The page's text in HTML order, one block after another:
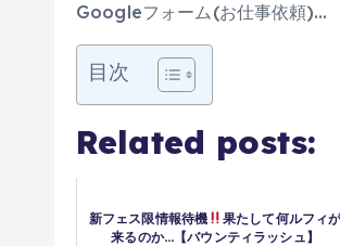
Googleフォーム(お仕事依頼)…
目次
Related posts:
新フェス限情報待機
果たして何ルフィ
来るのか…【バウンティラッシュ】